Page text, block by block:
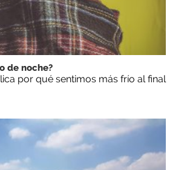
de noche?
por qué sentimos más frío al final